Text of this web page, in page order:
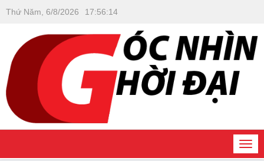
Thứ Năm, 6/8/2026 17:56:14